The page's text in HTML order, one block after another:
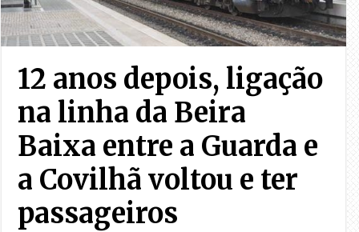
12 anos depois, ligação
na linha da Beira
Baixa entre a Guarda e
a Covilhã voltou e ter
passageiros